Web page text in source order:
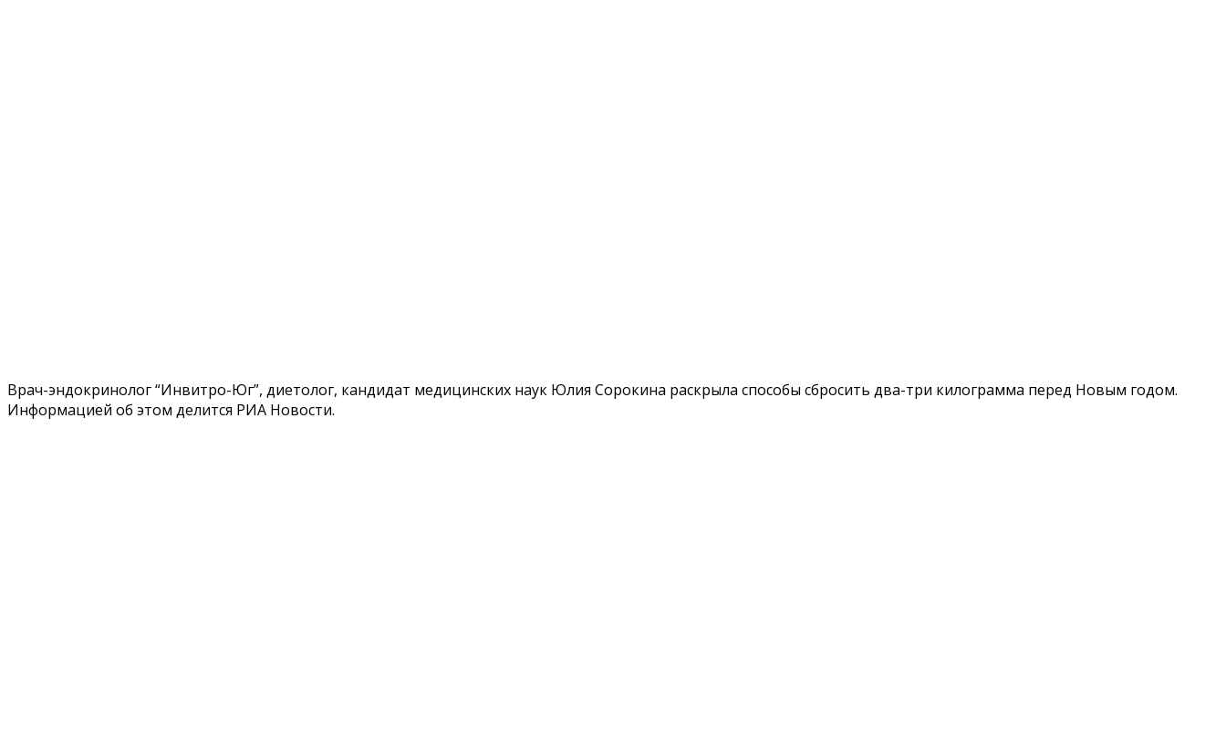
Врач-эндокринолог “Инвитро-Юг”, диетолог, кандидат медицинских наук Юлия Сорокина раскрыла способы сбросить два-три килограмма перед Новым годом.
Информацией об этом делится РИА Новости.